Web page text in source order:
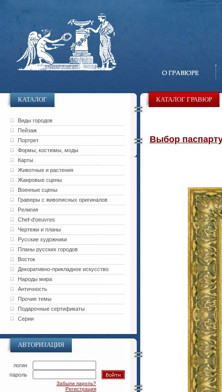
КАТАЛОГ
Виды городов
Пейзаж
Портрет
Формы, костюмы, моды
Карты
Животные и растения
Жанровые сцены
Военные сцены
Гравюры с живописных оригиналов
Религия
Chef-d'oeuvres
Чертежи и планы
Русские художники
Планы русских городов
Восток
Декоративно-прикладное искусство
Народы мира
Античность
Прочие темы
Подарочные сертификаты
Серии
АВТОРИЗАЦИЯ
логин
пароль
Забыли пароль?
Регистрация
КАТАЛОГ ГРАВЮР
Выбор